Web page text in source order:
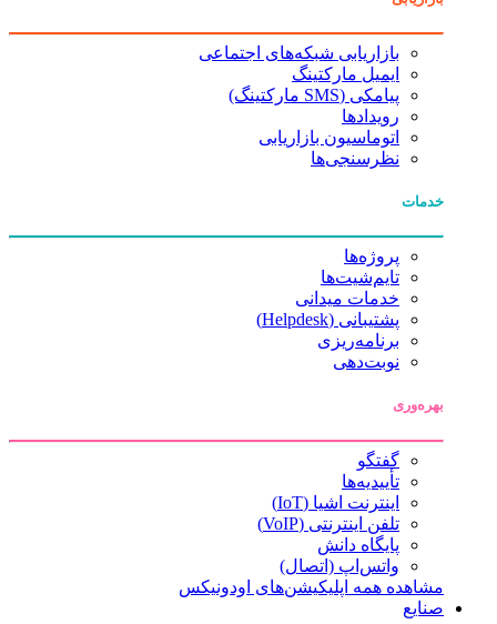
بازاریابی شبکه‌های اجتماعی
ایمیل مارکتینگ
پیامکی (SMS مارکتینگ)
رویدادها
اتوماسیون بازاریابی
نظرسنجی‌ها
خدمات
پروژه‌ها
تایم‌شیت‌ها
خدمات میدانی
پشتیبانی (Helpdesk)
برنامه‌ریزی
نوبت‌دهی
بهره‌وری
گفتگو
تأییدیه‌ها
اینترنت اشیا (IoT)
تلفن اینترنتی (VoIP)
پایگاه دانش
واتس‌اپ (اتصال)
مشاهده همه اپلیکیشن‌های اودونیکس
صنایع